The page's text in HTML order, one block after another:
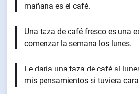
mañana es el café.
Una taza de café fresco es una
comenzar la semana los lunes.
Le daría una taza de café al
mis pensamientos si tuviera